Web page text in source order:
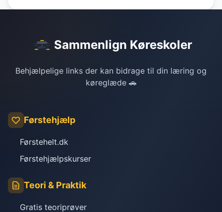
Sammenlign Køreskoler
Behjælpelige links der kan bidrage til din læring og
køreglæde 🚗
Førstehjælp
Førstehelt.dk
Førstehjælpskurser
Teori & Praktik
Gratis teoriprøver